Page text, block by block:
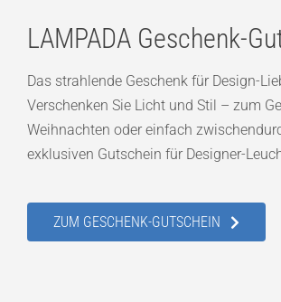
LAMPADA Geschenk-
Das strahlende Geschenk für Design-
Verschenken Sie Licht und Stil – zum
Weihnachten oder einfach
exklusiven Gutschein für Designer-
ZUM GESCHENK-GUTSCHEIN